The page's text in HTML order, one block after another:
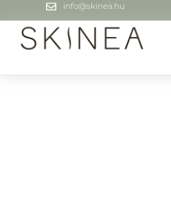
info@skinea.hu